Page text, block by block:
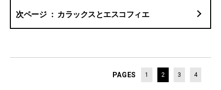
カラックスとエスコフィエ
PAGES 1 2 3 4